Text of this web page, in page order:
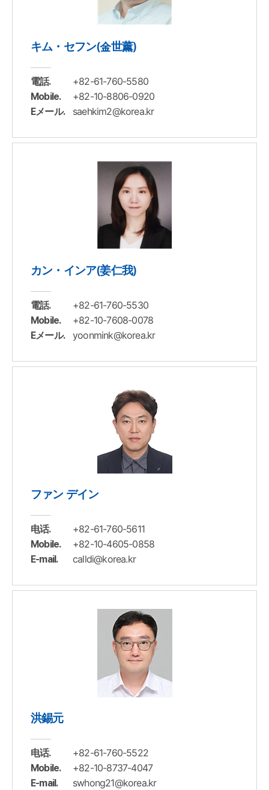
キム・セフン(金世薰)
電話. +82-61-760-5580
Mobile. +82-10-8806-0920
Eメール. saehkim2@korea.kr
カン・インア(姜仁我)
電話. +82-61-760-5530
Mobile. +82-10-7608-0078
Eメール. yoonmink@korea.kr
ファン デイン
电话. +82-61-760-5611
Mobile. +82-10-4605-0858
E-mail. calldi@korea.kr
洪錫元
电话. +82-61-760-5522
Mobile. +82-10-8737-4047
E-mail. swhong21@korea.kr